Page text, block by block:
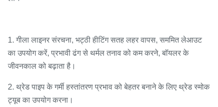
1. गीला लाइनर संरचना, भट्ठी हीटिंग सतह लहर वापस, सममित लेआउट
का उपयोग करें, प्रभावी ढंग से थर्मल तनाव को कम करने, बॉयलर के
जीवनकाल को बढ़ाता है।
2. थ्रेड पाइप के गर्मी हस्तांतरण प्रभाव को बेहतर बनाने के लिए थ्रेड स्मोक
ट्यूब का उपयोग करना।